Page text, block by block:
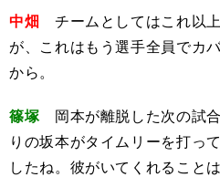
中畑 チームとしてはこれ以
が、これはもう選手全員でカ
から。
篠塚岡本が離脱した次の試
りの坂本がタイムリーを打っ
したね。彼がいてくれること